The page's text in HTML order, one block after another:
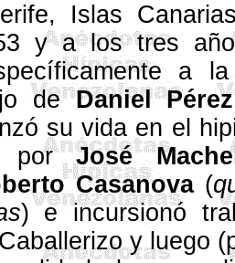
Islas
y a los tres
a
deDaniel Pérez
su vida en el
porJosé
Casanova(
) e incursionó
y luego